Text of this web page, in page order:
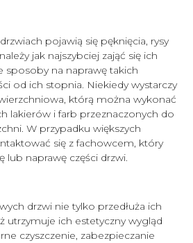
pojawią się pęknięcia, rysy
jak najszybciej zająć się ich
sposoby na naprawę takich
od ich stopnia. Niekiedy wystarczy
którą można wykonać
lakierów i farb przeznaczonych do
W przypadku większych
się z fachowcem, który
lub naprawę części drzwi.
drzwi nie tylko przedłuża ich
utrzymuje ich estetyczny wygląd
czyszczenie, zabezpieczanie